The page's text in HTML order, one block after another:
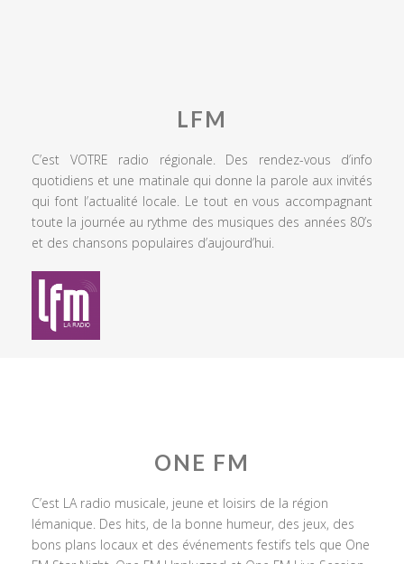
LFM
C’est VOTRE radio régionale. Des rendez-vous d’info
quotidiens et une matinale qui donne la parole aux invités
qui font l’actualité locale. Le tout en vous accompagnant
toute la journée au rythme des musiques des années 80’s
et des chansons populaires d’aujourd’hui.
ONE FM
C’est LA radio musicale, jeune et loisirs de la région
lémanique. Des hits, de la bonne humeur, des jeux, des
bons plans locaux et des événements festifs tels que One